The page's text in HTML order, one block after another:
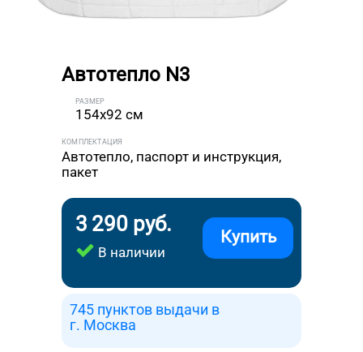
Автотепло N3
РАЗМЕР
154x92 см
КОМПЛЕКТАЦИЯ
Автотепло, паспорт и инструкция,
пакет
3 290 руб.
В наличии
Купить
745 пунктов выдачи в
г. Москва